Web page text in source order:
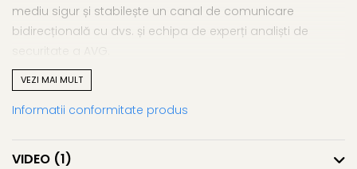
mediu sigur și stabilește un canal de comunicare
bidirecțională cu dvs. și echipa de experți analiști de
Antivirus de rețea
virușilor, viermilor sau troienilor
VEZI MAI MULT
Informatii conformitate produs
VIDEO (1)